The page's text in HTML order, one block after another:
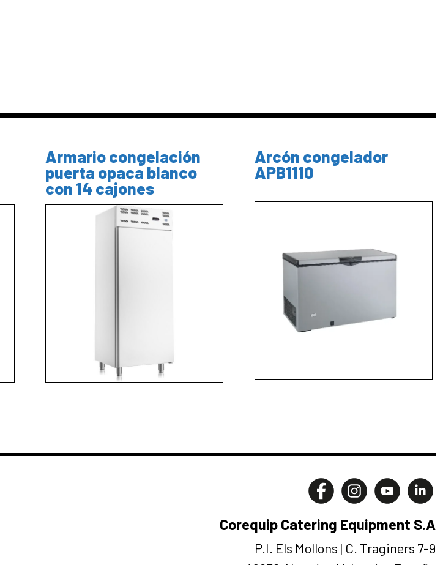
Armario congelación
puerta opaca blanco
con 14 cajones
Arcón congelador
APB1110
Corequip Catering Equipment S.A
P.I. Els Mollons | C. Traginers 7-9